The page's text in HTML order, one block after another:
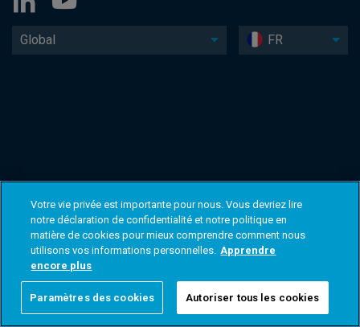
Global FR
Votre vie privée est importante pour nous. Vous devriez lire
notre déclaration de confidentialité et notre politique en
matière de cookies pour mieux comprendre comment nous
utilisons vos informations personnelles. Apprendre
encore plus
Paramètres des cookies Autoriser tous les cookies